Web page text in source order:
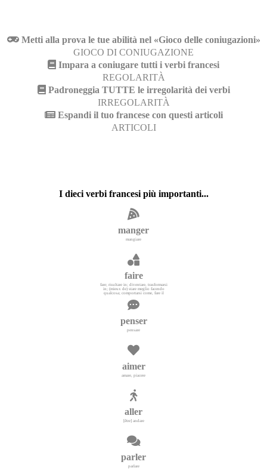
Metti alla prova le tue abilità nel «Gioco delle coniugazioni»
GIOCO DI CONIUGAZIONE
Impara a coniugare tutti i verbi francesi
REGOLARITÀ
Padroneggia TUTTE le irregolarità dei verbi
IRREGOLARITÀ
Espandi il tuo francese con questi articoli
ARTICOLI
I dieci verbi francesi più importanti...
manger
mangiare
faire
fare; risultare in; diventare, trasformarsi
in; (mieux de) stare meglio facendo
qualcosa; comportarsi come, fare il
penser
pensare
aimer
amare, piacere
aller
[être] andare
parler
parlare